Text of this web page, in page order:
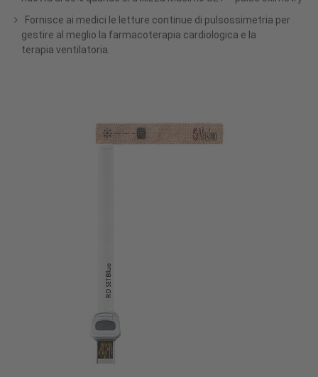
Fornisce ai medici le letture continue di pulsossimetria per
gestire al meglio la farmacoterapia cardiologica e la
terapia ventilatoria.